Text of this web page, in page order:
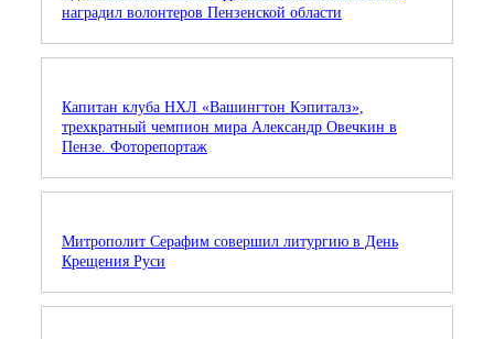
наградил волонтеров Пензенской области
Капитан клуба НХЛ «Вашингтон Кэпиталз»,
трехкратный чемпион мира Александр Овечкин в
Пензе. Фоторепортаж
Митрополит Серафим совершил литургию в День
Крещения Руси